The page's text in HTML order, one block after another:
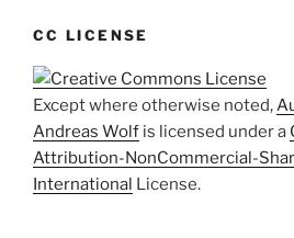
CC LICENSE
Except where otherwise noted,
Andreas Wolf is licensed under a
Attribution-NonCommercial-
International License.